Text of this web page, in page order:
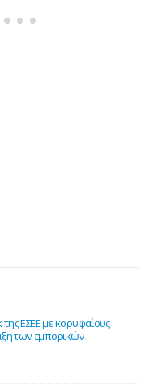
της ΕΣΕΕ με κορυφαίους
των εμπορικών